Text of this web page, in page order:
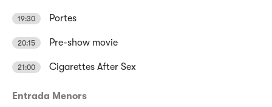
19:30 Portes
20:15 Pre-show movie
21:00 Cigarettes After Sex
Entrada Menors